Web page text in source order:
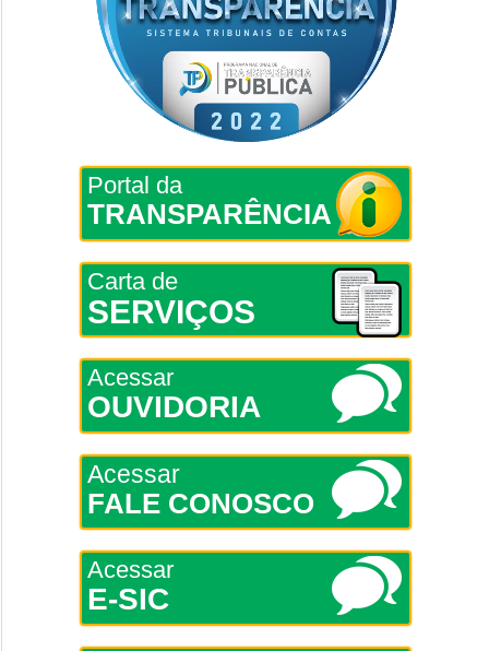
Portal da
TRANSPARÊNCIA
Carta de
SERVIÇOS
Acessar
OUVIDORIA
Acessar
FALE CONOSCO
Acessar
E-SIC